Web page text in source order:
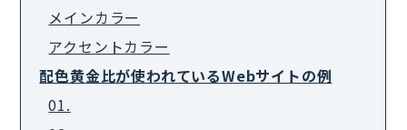
メインカラー
アクセントカラー
配色黄金比が使われているWebサイトの例
01.